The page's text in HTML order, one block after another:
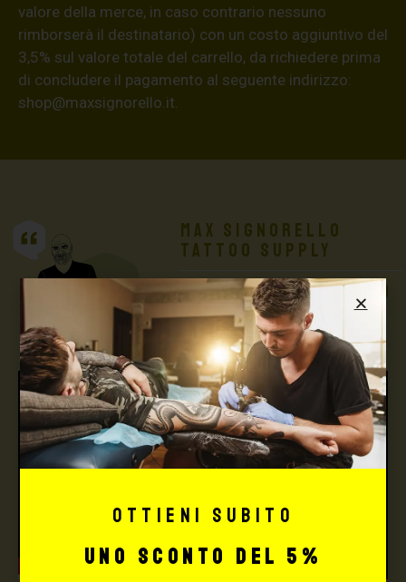
valore della merce, in caso contrario nessuno
rimborserà il destinatario) con un costo aggiuntivo del
3,5% sul valore totale del carrello, da richiedere prima
di concludere il pagamento al seguente indirizzo:
shop@maxsignorello.it
Max Signorello
Tattoo Supply
TUTTO PER IL TUO
TATTOO STUDIO
Ottieni subito
uno sconto del 5%